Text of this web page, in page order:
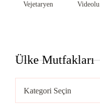
Vejetaryen Videolu
Ülke Mutfakları
Mutfakları